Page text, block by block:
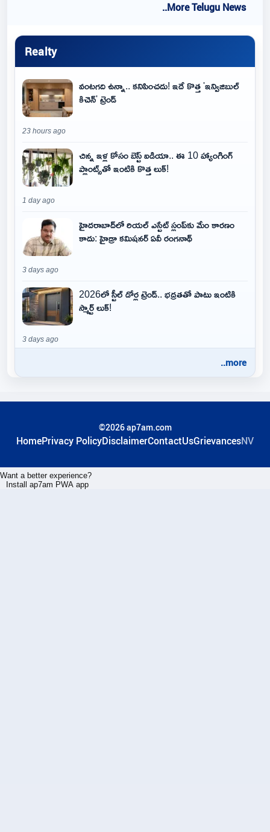
..More Telugu News
Realty
వంటగది ఉన్నా.. కనిపించదు! ఇదే కొత్త 'ఇన్విజిబుల్
కిచెన్' ట్రెండ్
23 hours ago
చిన్న ఇళ్ల కోసం బెస్ట్ ఐడియా.. ఈ 10 హ్యాంగింగ్
ప్లాంట్స్‌తో ఇంటికి కొత్త లుక్!
1 day ago
హైదరాబాద్‌లో రియల్ ఎస్టేట్ స్లంప్‌కు మేం కారణం
కాదు: హైడ్రా కమిషనర్ ఏవీ రంగనాథ్
3 days ago
2026లో స్టీల్ డోర్ల ట్రెండ్.. భద్రతతో పాటు ఇంటికి
స్మార్ట్ లుక్!
3 days ago
..more
©2026 ap7am.com
HomePrivacy PolicyDisclaimerContactUsGrievancesNV
Want a better experience?
Install ap7am PWA app